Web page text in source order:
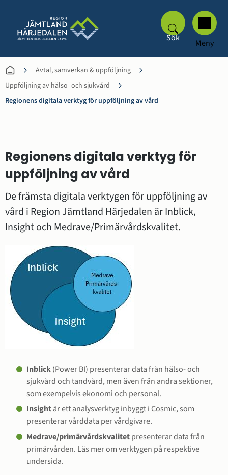
Sök Meny
Avtal, samverkan & uppföljning
Uppföljning av hälso- och sjukvård
Regionens digitala verktyg för uppföljning av vård
Regionens digitala verktyg för
uppföljning av vård
De främsta digitala verktygen för uppföljning av
vård i Region Jämtland Härjedalen är Inblick,
Insight och Medrave/Primärvårdskvalitet.
Inblick (Power BI) presenterar data från hälso- och
sjukvård och tandvård, men även från andra sektioner,
som exempelvis ekonomi och personal.
Insight är ett analysverktyg inbyggt i Cosmic, som
presenterar vårddata per vårdgivare.
Medrave/primärvårdskvalitet presenterar data från
primärvården. Läs mer om verktygen på respektive
undersida.